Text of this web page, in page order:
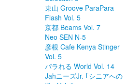
東山 Groove ParaPara
Flash Vol. 5
京都 Beams Vol. 7
Neo SEN N-5
彦根 Cafe Kenya Stinger
Vol. 5
パラれる World Vol. 14
JahニーズJr. ｢シニアへの